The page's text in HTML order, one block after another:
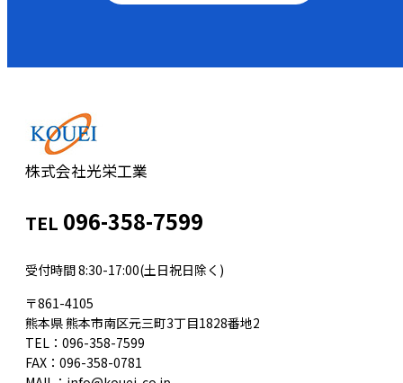
株式会社光栄工業
TEL 096-358-7599
受付時間 8:30-17:00(土日祝日除く)
〒861-4105
熊本県 熊本市南区元三町3丁目1828番地2
TEL：096-358-7599
FAX：096-358-0781